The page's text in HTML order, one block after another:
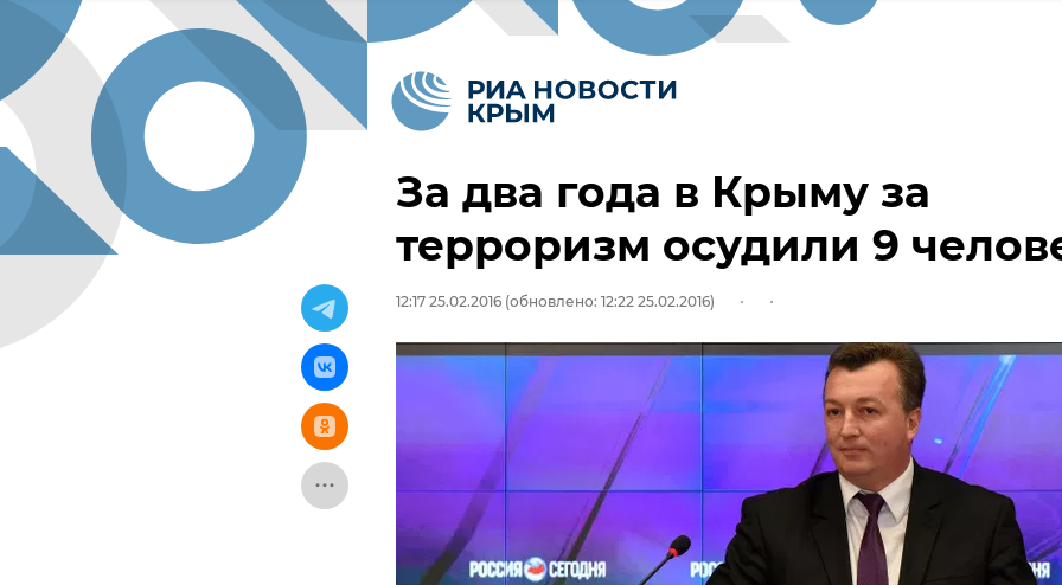
За два года в Крыму за
терроризм осудили 9
12:17 25.02.2016 (обновлено: 12:22 25.02.2016)